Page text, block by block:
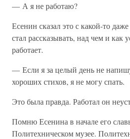
— А я не работаю?
Есенин сказал это с какой-то
стал рассказывать, над чем и как
работает.
— Если я за целый день не
хороших стихов, я не могу спать.
Это была правда. Работал он
Помню Есенина в начале его
Политехническом музее.